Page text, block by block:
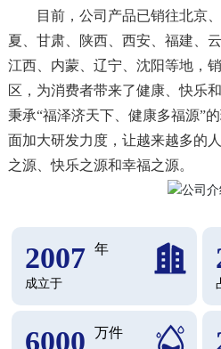
目前，公司产品已销往北京、
夏、甘肃、陕西、西安、福建、
江西、内蒙、辽宁、沈阳等地
区，为消费者带来了健康、快乐
秉承“福泽济天下、健康多福源”
面加大研发力度，让越来越多的
之源、快乐之源和幸福之源。
2007 年
成立于
6000 万件